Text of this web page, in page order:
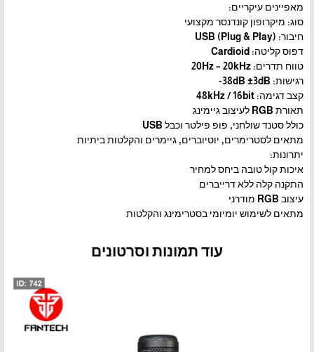
מאפיינים עיקריים:
סוג: מיקרופון קונדנסר מקצועי
חיבור: USB (Plug & Play)
דפוס קליטה: Cardioid
טווח תדרים: 20Hz – 20kHz
רגישות: ‎-38dB ±3dB
קצב דגימה: 48kHz / 16bit
תאורת RGB לעיצוב גיימינג
כולל סטנד שולחני, פופ פילטר וכבל USB
מתאים לסטרימרים, יוטיוברים, גיימרים והקלטות ביתיות
יתרונות:
איכות קול טובה ביחס למחיר
התקנה קלה ללא דרייברים
עיצוב RGB מודרני
מתאים לשימוש יומיומי בסטרימינג והקלטות
עוד תמונות וסרטונים